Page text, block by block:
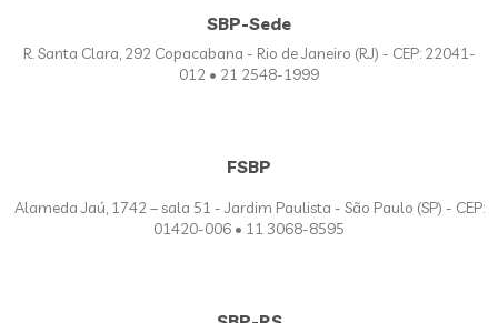
SBP-Sede
R. Santa Clara, 292 Copacabana - Rio de Janeiro (RJ) - CEP: 22041-
012 • 21 2548-1999
FSBP
Alameda Jaú, 1742 – sala 51 - Jardim Paulista - São Paulo (SP) - CEP:
01420-006 • 11 3068-8595